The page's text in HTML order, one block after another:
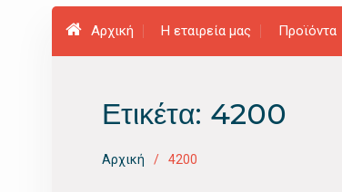
Αρχική Η εταιρεία μας Προϊόντα
Ετικέτα: 4200
Αρχική 4200